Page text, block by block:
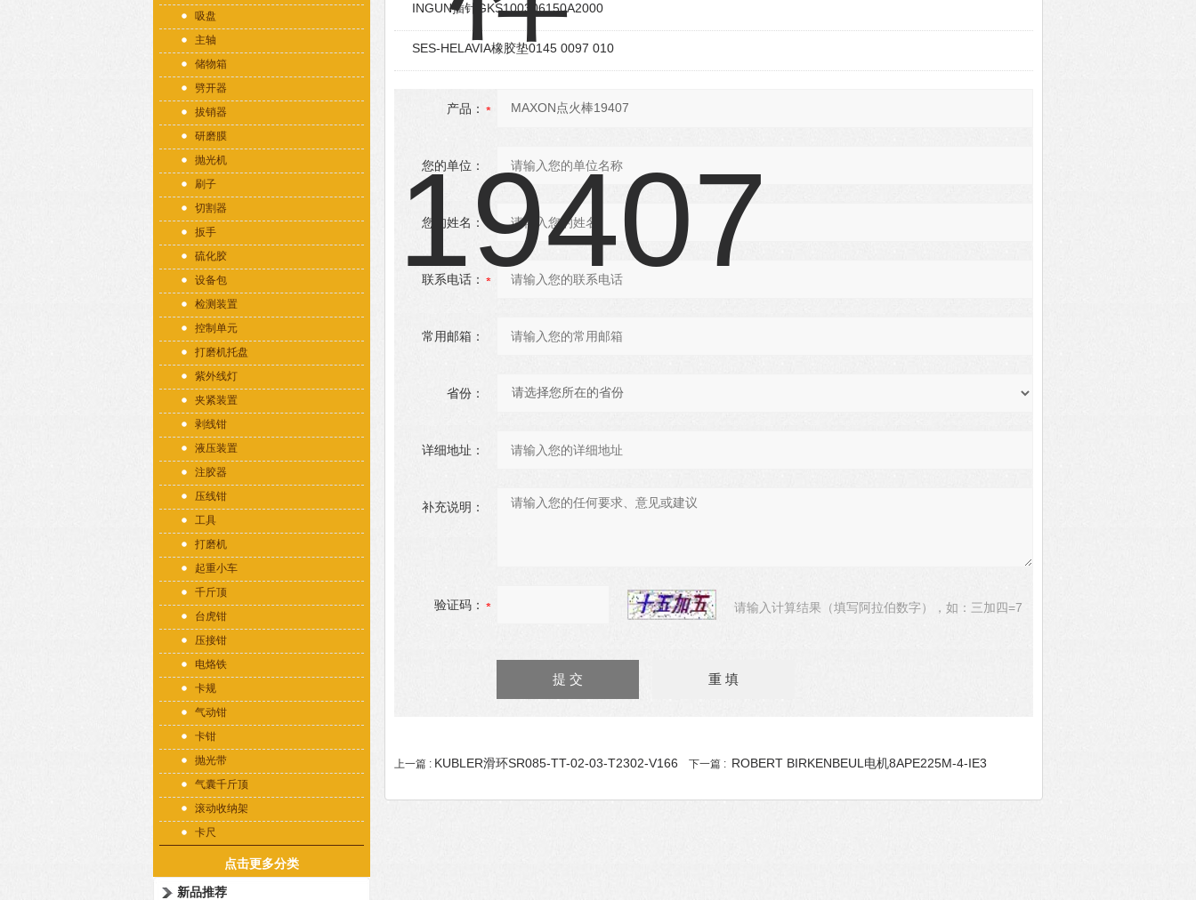
吸盘
主轴
储物箱
劈开器
拔销器
研磨膜
抛光机
刷子
切割器
扳手
硫化胶
设备包
检测装置
控制单元
打磨机托盘
紫外线灯
夹紧装置
剥线钳
液压装置
注胶器
压线钳
工具
打磨机
起重小车
千斤顶
台虎钳
压接钳
电烙铁
卡规
气动钳
卡钳
抛光带
气囊千斤顶
滚动收纳架
卡尺
点击更多分类
新品推荐
INGUN插针GKS100306150A2000
SES-HELAVIA橡胶垫0145 0097 010
产品：
您的单位：
您的姓名：
联系电话：
常用邮箱：
省份：
详细地址：
补充说明：
验证码： 请输入计算结果（填写阿拉伯数字），如：三加四=7
上一篇 : KUBLER滑环SR085-TT-02-03-T2302-V166 下一篇 : ROBERT BIRKENBEUL电机8APE225M-4-IE3